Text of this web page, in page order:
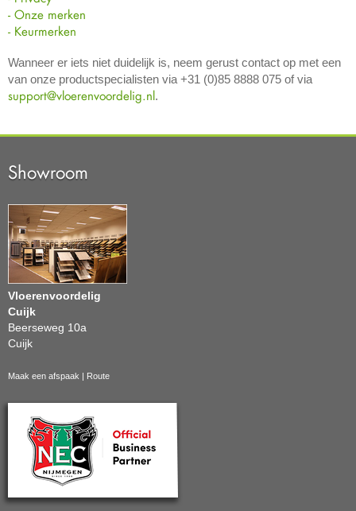
- Onze merken
- Keurmerken
Wanneer er iets niet duidelijk is, neem gerust contact op met een
van onze productspecialisten via +31 (0)85 8888 075 of via
support@vloerenvoordelig.nl.
Showroom
Vloerenvoordelig
Cuijk
Beerseweg 10a
Cuijk
Maak een afspaak Route